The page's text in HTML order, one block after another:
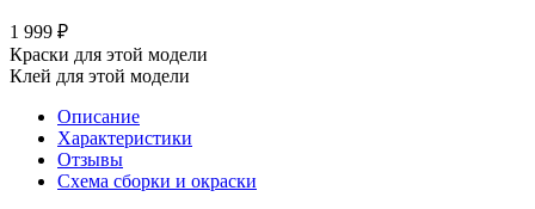
1 999 ₽
Краски для этой модели
Клей для этой модели
Описание
Характеристики
Отзывы
Схема сборки и окраски